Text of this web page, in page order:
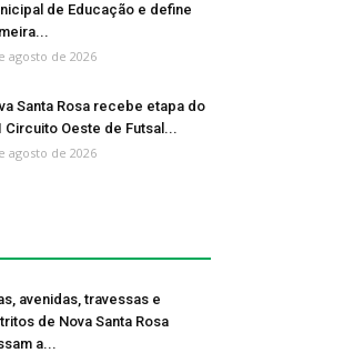
de Educação e define
agosto de 2026
Santa Rosa recebe etapa do
Circuito Oeste de Futsal...
agosto de 2026
avenidas, travessas e
de Nova Santa Rosa
a...